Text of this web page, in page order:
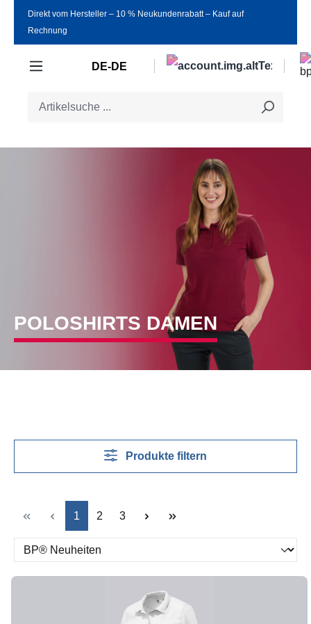
Zum Hauptinhalt springen
Direkt vom Hersteller ‒ 10 % Neukundenrabatt ‒ Kauf auf
Rechnung
DE-DE
POLOSHIRTS DAMEN
Produkte filtern
Seite
1 Seite
2 Seite
3